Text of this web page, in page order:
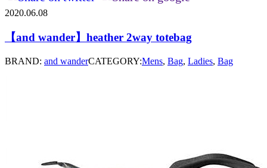
2020.06.08
【and wander】heather 2way totebag
BRAND: and wanderCATEGORY:Mens, Bag, Ladies, Bag